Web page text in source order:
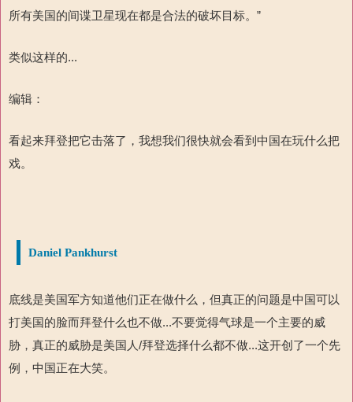
所有美国的间谍卫星现在都是合法的破坏目标。”
类似这样的...
编辑：
看起来拜登把它击落了，我想我们很快就会看到中国在玩什么把
戏。
Daniel Pankhurst
底线是美国军方知道他们正在做什么，但真正的问题是中国可以
打美国的脸而拜登什么也不做...不要觉得气球是一个主要的威
胁，真正的威胁是美国人/拜登选择什么都不做...这开创了一个先
例，中国正在大笑。